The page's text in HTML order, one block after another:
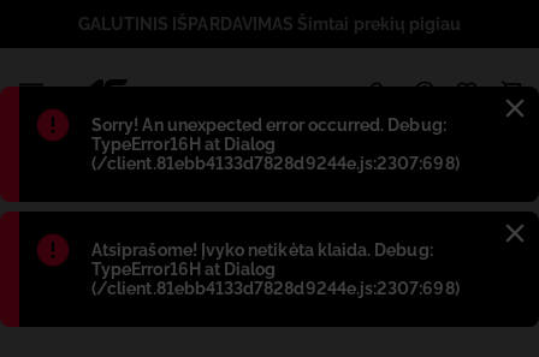
Błąd:
Sorry! An unexpected error occurred. Debug:
TypeError16H at Dialog
(/client.81ebb4133d7828d9244e.js:2307:698)
Błąd:
Atsiprašome! Įvyko netikėta klaida. Debug:
TypeError16H at Dialog
(/client.81ebb4133d7828d9244e.js:2307:698)
GALUTINIS IŠPARDAVIMAS Šimtai prekių pigiau